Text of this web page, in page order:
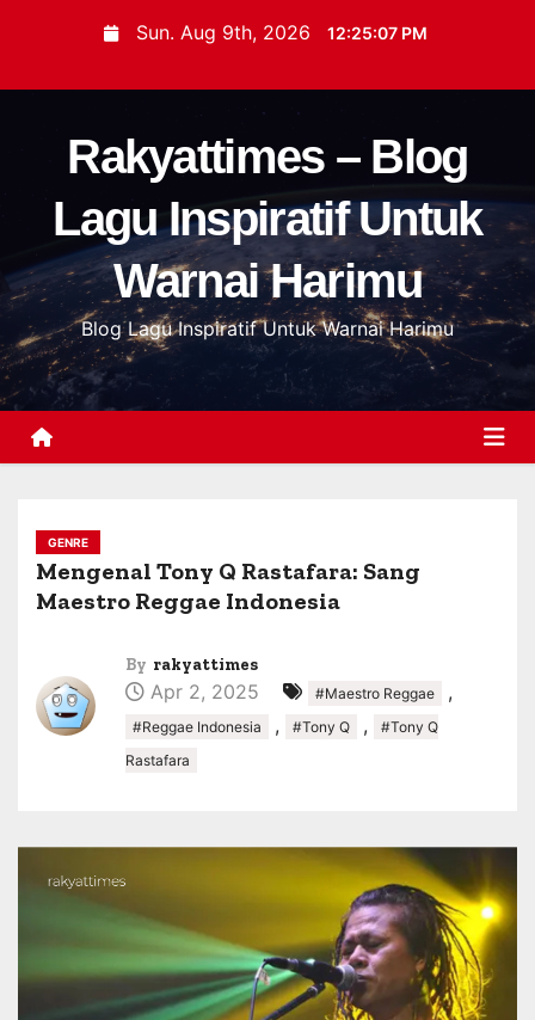
e
n
t
Sun. Aug 9th, 2026 12:25:08 PM
Rakyattimes – Blog
Lagu Inspiratif Untuk
Warnai Harimu
Blog Lagu Inspiratif Untuk Warnai Harimu
GENRE
Mengenal Tony Q Rastafara: Sang
Maestro Reggae Indonesia
By rakyattimes
Apr 2, 2025 #Maestro Reggae ,
#Reggae Indonesia , #Tony Q ,
#Tony Q
Rastafara